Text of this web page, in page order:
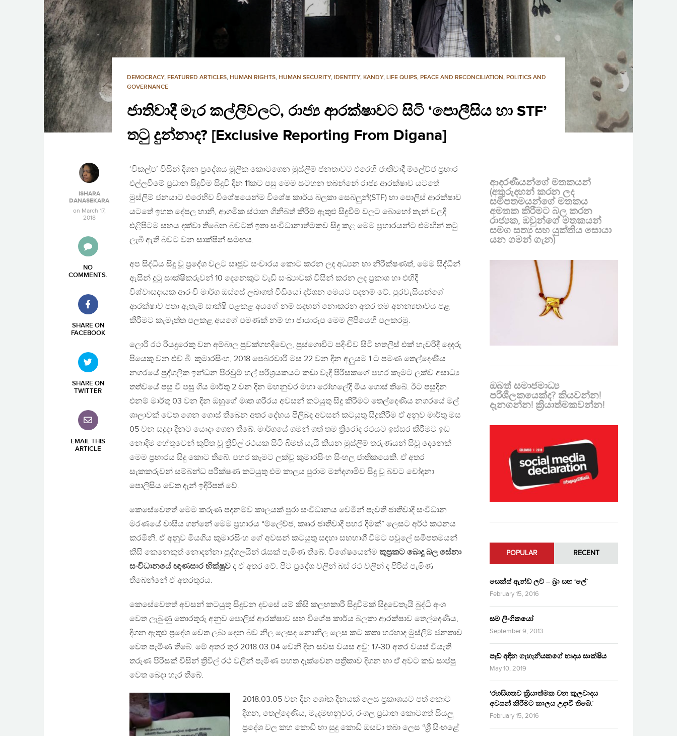
DEMOCRACY, FEATURED ARTICLES, HUMAN RIGHTS, HUMAN SECURITY, IDENTITY, KANDY, LIFE QUIPS, PEACE AND RECONCILIATION, POLITICS AND
GOVERNANCE
ජාතිවාදී මැර කල්ලිවලට, රාජ්‍ය ආරක්ෂාවට සිටි ‘පොලීසිය හා STF’
තටු දුන්නාද? [Exclusive Reporting From Digana]
ISHARA
DANASEKARA
on March 17,
2018
NO
COMMENTS.
SHARE ON
FACEBOOK
SHARE ON
TWITTER
EMAIL THIS
ARTICLE
‘විකල්ප’ විසින් දිගන ප්‍රදේශය මූලික කොටගෙන මුස්ලිම් ජනතාවට එරෙහි ජාතිවාදී ම්ලේච්ජ ප්‍රහාර
එල්ලවීමේ ප්‍රධාන සිදුවීම සිදුවී දින 11කට පසු මෙම සටහන තබන්නේ රාජ්‍ය ආරක්ෂාව යටතේ
මුස්ලිම් ජනයාට එරෙහිව විශේෂයෙන්ම විශේෂ කාර්ය බලකා සෙබලුන්(STF) හා පොලිස් ආරක්ෂාව
යටතේ ඉහත දේපල හානි, ආගමික ස්ථාන ගිනිබත් කිරීම් ඇතුළු සිදුවීම් වලට බොහෝ තැන් වලදී
එළිපිටම සහය දක්වා තිබෙන බවටත් ඉතා සංවිධානාත්මකව සිදු කළ මෙම ප්‍රහාරයන්ට එමඟින් තටු
ලැබී ඇති බවට වන සාක්ෂින් සමඟය.
අප සිද්ධිය සිදු වූ ප්‍රදේශ වලට සෘජුව සංචාරය කොට කරන ලද අධ්‍යන හා නිරීක්ෂණත්, මෙම සිද්ධීන්
ඇසින් දුටු සාක්ෂිකරුවන් 10 දෙනෙකුට වැඩි සංඛ්‍යාවක් විසින් කරන ලද ප්‍රකාශ හා එහිදී
විශ්වාසදායක ආරංචි මාර්ග ඔස්සේ ලබාගත් වීඩියෝ දර්ශන මෙයට පදනම් වේ. පුරවැසියන්ගේ
ආරක්ෂාව පතා ඇතැම් සාක්ෂි පළකළ අයගේ නම් සඳහන් නොකරන අතර තම අනන්‍යතාවය පළ
කිරීමට කැමැත්ත පලකළ අයගේ පමණක් නම් හා ජායාරූප මෙම ලිපියෙහි පලකරමු.
ලොරි රථ රියදුරෙකු වන අම්බාල පුවක්ගහදිවෙල, පුස්ගොවිට පදිංචිව සිටි හතලිස් එක් හැවරිදී දෙදරු
පියෙකු වන එච්.බී. කුමාරසිංහ, 2018 පෙබරවාරි මස 22 වන දින අලුයම 1 ට පමණ තෙල්දෙණිය
නගරයේ පුද්ගලික ඉන්ධන පිරවුම් හල් පරිශ්‍රයකයට කඩා වැදී පිරිසකගේ පහර කෑමට ලක්ව අසාධ්‍ය
තත්වයේ පසු වී පසු ගිය මාර්තු 2 වන දින මහනුවර මහා රෝහලේදී මිය ගොස් තිබේ. ඊට පසුදින
එනම් මාර්තු 03 වන දින ඔහුගේ මෘත ශරීරය අවසන් කටයුතු සිදු කිරීමට තෙල්දෙණිය නගරයේ මල්
ශාලාවක් වෙත ගෙන ගොස් තිබෙන අතර දේහය පිලිබඳ අවසන් කටයුතු සිදුකිරීම ඒ අනුව මාර්තු මස
05 වන සදුදා දිනට යොදා ගෙන තිබේ. මාර්ගයේ ගමන් ගත් තම ත්‍රිරෝද රථයට ඉස්සර කිරීමට ඉඩ
නොදිම හේතුවෙන් කුපිත වූ ත්‍රිවිල් රථයක සිටි බිමත් යැයි කියන මුස්ලිම් තරුණයන් සිවූ දෙනෙක්
මෙම ප්‍රහාරය සිදු කොට තිබේ. පහර කෑමට ලක්වූ කුමාරසිංහ සිංහල ජාතිකයෙකි. ඒ අතර
සැකකරුවන් සම්බන්ධ පරීක්ෂණ කටයුතු එම කාලය පුරාම මන්දගාමිව සිදු වූ බවට චෝදනා
පොලිසිය වෙත දැන් ඉදිරිපත් වේ.
කෙසේවෙතත් මෙම කරුණ පදනම්ව කාලයක් පුරා සංවිධානය වෙමින් පැවති ජාතිවාදී සංවිධාන
මරණයේ වාසිය ගන්නේ මෙම ප්‍රහාරය “ම්ලේච්ජ, කෲර ජාතිවාදී පහර දීමක්” ලෙසට අර්ථ කථනය
කරමිනි. ඒ අනුව මියගිය කුමාරසිංහ ගේ අවසන් කටයුතු සඳහා සහභාගී වීමට පවුලේ සමීපතමයන්
කිසි කෙනෙකුත් නොදන්නා පුද්ගලයින් රැසක් පැමිණ තිබේ. විශේෂයෙන්ම කුප්‍රකට බොදු බල සේනා
සංවිධානයේ ඥාණසාර භික්ෂුව ද ඒ අතර වේ. පිට ප්‍රදේශ වලින් බස් රථ වලින් ද පිරිස් පැමිණ
තිබෙන්නේ ඒ අතරතුරය.
කෙසේවෙතත් අවසන් කටයුතු සිදුවන දවසේ යම් කිසි කලහකාරී සිදුවීමක් සිදුවෙතැයි බුද්ධි අංශ
වෙත ලැබුණු තොරතුරු අනුව පොලිස් ආරක්ෂාව සහ විශේෂ කාර්ය බලකා ආරක්ෂාව තෙල්දෙණිය,
දිගන ඇතුළු ප්‍රදේශ වෙත ලබා දෙන බව නිල ලෙසද නොනිල ලෙස කට කතා හරහාද මුස්ලිම් ජනතාව
වෙත පැමිණ තිබේ. මේ අතර තුර 2018.03.04 වෙනි දින සවස වයස අවු: 17-30 අතර වයස් වියැති
තරුණ පිරිසක් විසින් ත්‍රිවිල් රථ වලින් පැමිණ පහත දැක්වෙන පත්‍රිකාව දිගන හා ඒ අවට කඩ සාප්පු
වෙත බෙදා හැර තිබේ.
2018.03.05 වන දින ශෝක දිනයක් ලෙස ප්‍රකාශයට පත් කොට
දිගන, තෙල්දෙණිය, මැදමහනුවර, රංගල ප්‍රධාන කොටගත් සියලු
ප්‍රදේශ වල කහ කොඩි හා සුදු කොඩි ඔසවා තබා ලෙස “ශ්‍රී සිංහළේ
ආදරණීයන්ගේ මතකයන්
(අතුරුදහන් කරන ලද
සමීපතමයන්ගේ මතකය
අමතක කිරීමට බල කරන
රාජ්‍යක, ඔවුන්ගේ මතකයන්
සමග සත්‍ය සහ යුක්තිය සොයා
යන ගමන් ගැන)
ඔබත් සමාජමාධ්‍ය
පරිශීලකයෙක්ද? කියවන්න!
දැනගන්න! ක්‍රියාත්මකවන්න!
POPULAR RECENT
සෙක්ස් ඇන්ඩ් ලව් – බ්‍රා සහ ‘ලේ’
February 15, 2016
සම ලිංගිකයෝ
September 9, 2013
පෑඩ් අඳින ගැහැනියකගේ හෘදය සාක්ෂිය
May 10, 2019
‘රහසිගතව ක්‍රියාත්මක වන කුලවාදය
අවසන් කිරීමට කාලය උදාවී තිබේ.’
February 15, 2016